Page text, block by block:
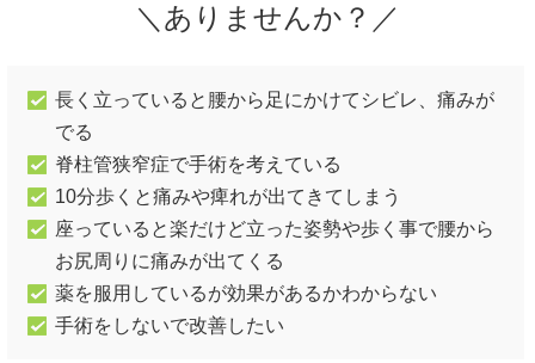
＼ありませんか？／
長く立っていると腰から足にかけてシビレ、痛みが
でる
脊柱管狭窄症で手術を考えている
10分歩くと痛みや痺れが出てきてしまう
座っていると楽だけど立った姿勢や歩く事で腰から
お尻周りに痛みが出てくる
薬を服用しているが効果があるかわからない
手術をしないで改善したい